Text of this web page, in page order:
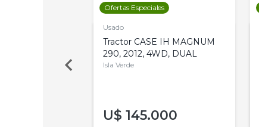
Ofertas Especiales
Usado
Tractor CASE IH MAGNUM
290, 2012, 4WD, DUAL
Isla Verde
U$ 145.000